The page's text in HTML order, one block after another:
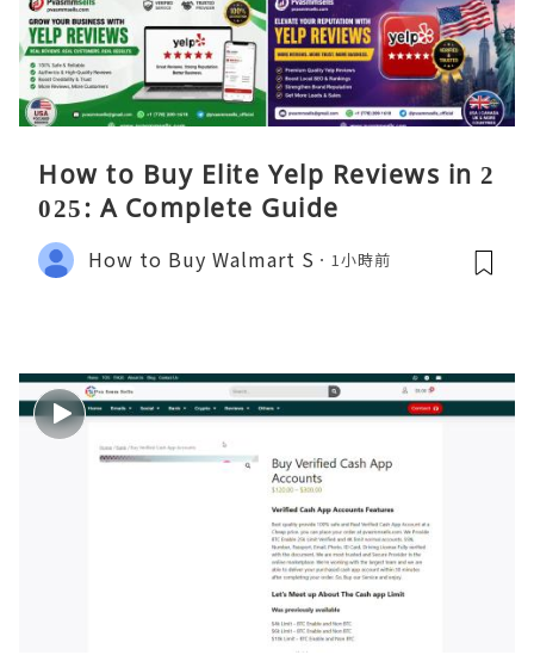
How to Buy Elite Yelp Reviews in 2
025: A Complete Guide
How to Buy Walmart S 1小時前